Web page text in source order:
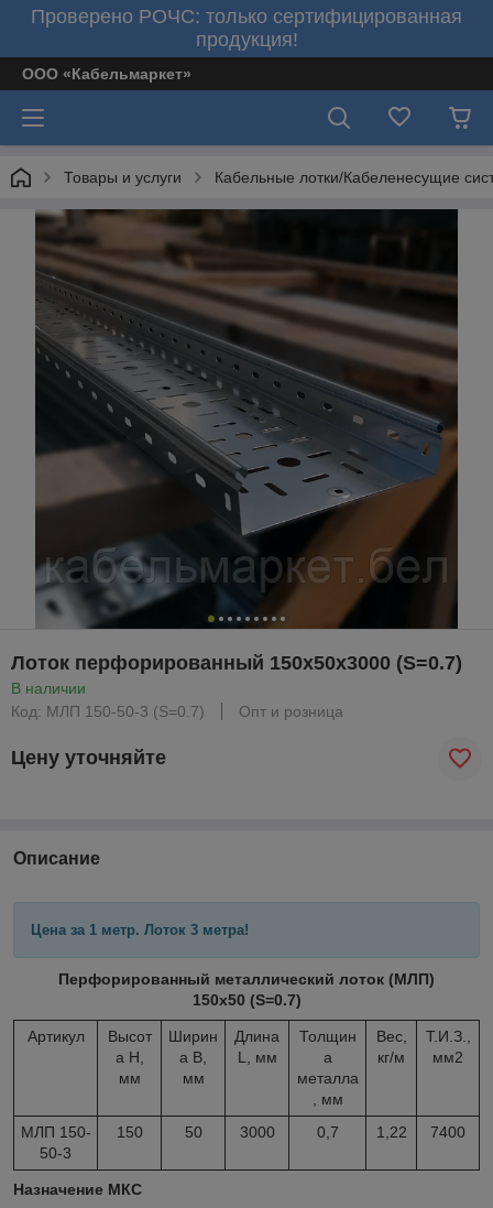
Проверено РОЧС: только сертифицированная
продукция!
ООО «Кабельмаркет»
Товары и услуги Кабельные лотки/Кабеленесущие
Лоток перфорированный 150х50х3000 (S=0.7)
В наличии
Код: МЛП 150-50-3 (S=0.7)
Опт и розница
Цену уточняйте
Описание
Цена за 1 метр. Лоток 3 метра!
Перфорированный металлический лоток (МЛП)
150х50 (S=0.7)
Артикул
Высот
а H,
мм
Ширин
а B,
мм
Длина
L, мм
Толщин
а
металла
, мм
Вес,
кг/м
Т.И.З.,
мм2
МЛП 150-
50-3
150 50 3000 0,7 1,22 7400
Назначение МКС